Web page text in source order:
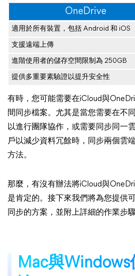
OneDrive
適用於所有裝置，包括 Android 和 iOS
支援遠端上傳
進階使用者的儲存空間限制為 250GB
提供多重要素驗證以提升安全性
有時，您可能需要在iCloud與
間同步檔案。尤其是當您需要在不
以進行團隊協作，或需要同步同一
戶以減少資料冗餘時，同步兩個雲
方法。
那麼，有沒有辦法將iCloud與
是肯定的。接下來我們將為您提供
同步的方案，並附上詳細的作業步
Mac與Windows